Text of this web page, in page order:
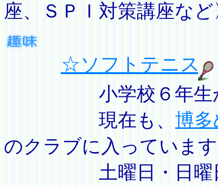
座、ＳＰＩ対策講座な
☆ソフトテニス
小学校６年生か
現在も、 博
のクラブに入っていま
土曜日・日曜日は